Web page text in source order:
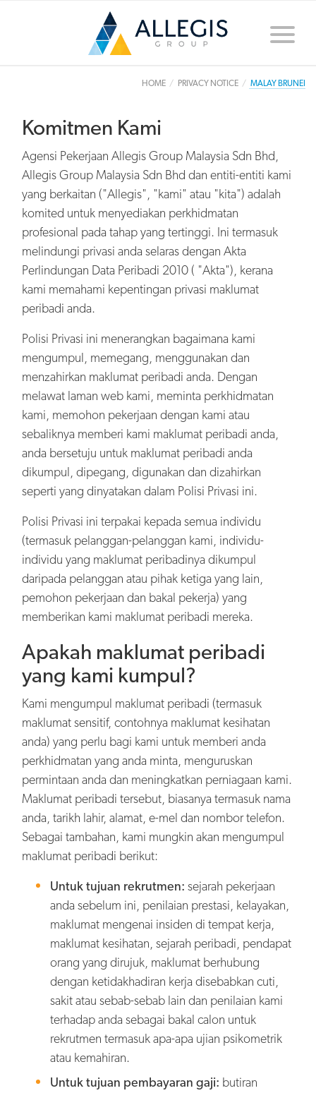
Toggle
HOME PRIVACY NOTICE MALAY BRUNEI
Komitmen Kami
Agensi Pekerjaan Allegis Group Malaysia Sdn Bhd,
Allegis Group Malaysia Sdn Bhd dan entiti-entiti kami
yang berkaitan ("Allegis", "kami" atau "kita") adalah
komited untuk menyediakan perkhidmatan
profesional pada tahap yang tertinggi. Ini termasuk
melindungi privasi anda selaras dengan Akta
Perlindungan Data Peribadi 2010 ( "Akta"), kerana
kami memahami kepentingan privasi maklumat
peribadi anda.
Polisi Privasi ini menerangkan bagaimana kami
mengumpul, memegang, menggunakan dan
menzahirkan maklumat peribadi anda. Dengan
melawat laman web kami, meminta perkhidmatan
kami, memohon pekerjaan dengan kami atau
sebaliknya memberi kami maklumat peribadi anda,
anda bersetuju untuk maklumat peribadi anda
dikumpul, dipegang, digunakan dan dizahirkan
seperti yang dinyatakan dalam Polisi Privasi ini.
Polisi Privasi ini terpakai kepada semua individu
(termasuk pelanggan-pelanggan kami, individu-
individu yang maklumat peribadinya dikumpul
daripada pelanggan atau pihak ketiga yang lain,
pemohon pekerjaan dan bakal pekerja) yang
memberikan kami maklumat peribadi mereka.
Apakah maklumat peribadi
yang kami kumpul?
Kami mengumpul maklumat peribadi (termasuk
maklumat sensitif, contohnya maklumat kesihatan
anda) yang perlu bagi kami untuk memberi anda
perkhidmatan yang anda minta, menguruskan
permintaan anda dan meningkatkan perniagaan kami.
Maklumat peribadi tersebut, biasanya termasuk nama
anda, tarikh lahir, alamat, e-mel dan nombor telefon.
Sebagai tambahan, kami mungkin akan mengumpul
maklumat peribadi berikut:
Untuk tujuan rekrutmen: sejarah pekerjaan
anda sebelum ini, penilaian prestasi, kelayakan,
maklumat mengenai insiden di tempat kerja,
maklumat kesihatan, sejarah peribadi, pendapat
orang yang dirujuk, maklumat berhubung
dengan ketidakhadiran kerja disebabkan cuti,
sakit atau sebab-sebab lain dan penilaian kami
terhadap anda sebagai bakal calon untuk
rekrutmen termasuk apa-apa ujian psikometrik
atau kemahiran.
Untuk tujuan pembayaran gaji: butiran